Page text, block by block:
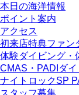
本日の海洋情報
ポイント案内
アクセス
初来店特典ファン
体験ダイビング・
CMAS・PADIダ
ナイトロックSP